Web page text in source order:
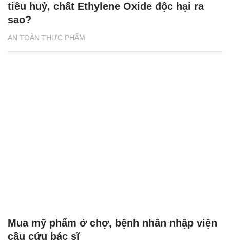
AN TOÀN THỰC PHẨM
tiêu huỷ, chất Ethylene Oxide độc hại ra
sao?
Mua mỹ phẩm ở chợ, bệnh nhân nhập viện
cầu cứu bác sĩ